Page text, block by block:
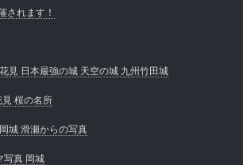
されます！
見 日本最強の城 天空の城 九州竹田城
桜の名所
城 滑瀬からの写真
写真 岡城